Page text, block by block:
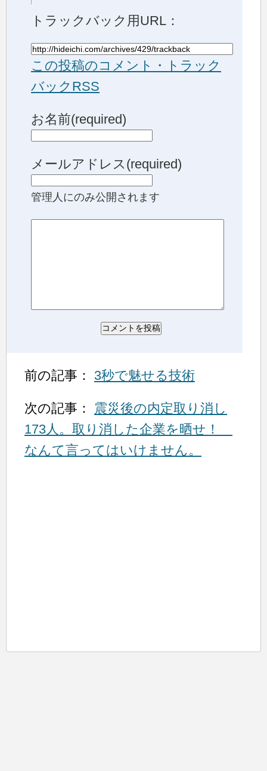
トラックバック用URL：
この投稿のコメント・トラック
バックRSS
お名前(required)
メールアドレス(required)
管理人にのみ公開されます
前の記事： 3秒で魅せる技術
次の記事： 震災後の内定取り消し
173人。取り消した企業を晒せ！
なんて言ってはいけません。